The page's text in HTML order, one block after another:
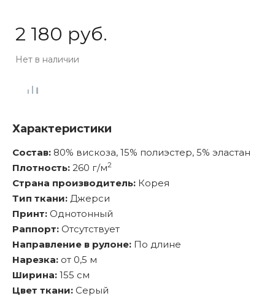
2 180 руб.
Нет в наличии
Характеристики
Состав: 80% вискоза, 15% полиэстер, 5% эластан
Плотность: 260 г/м2
Страна производитель: Корея
Тип ткани: Джерси
Принт: Однотонный
Раппорт: Отсутствует
Направление в рулоне: По длине
Нарезка: от 0,5 м
Ширина: 155 см
Цвет ткани: Серый